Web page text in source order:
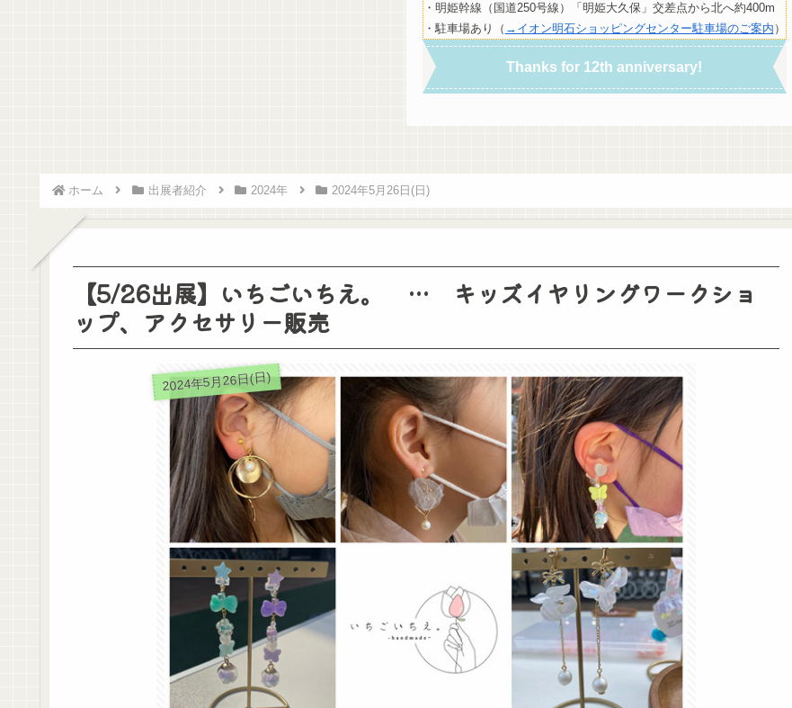
・明姫幹線（国道250号線）「明姫大久保」交差点から北へ約400m
・駐車場あり（ →イオン明石ショッピングセンター駐車場のご案内 ）
Thanks for 12th anniversary!
ホーム 出展者紹介 2024年 2024年5月26日(日)
【5/26出展】いちごいちえ。 … キッズイヤリングワークショ
ップ、アクセサリー販売
2024年5月26日(日)